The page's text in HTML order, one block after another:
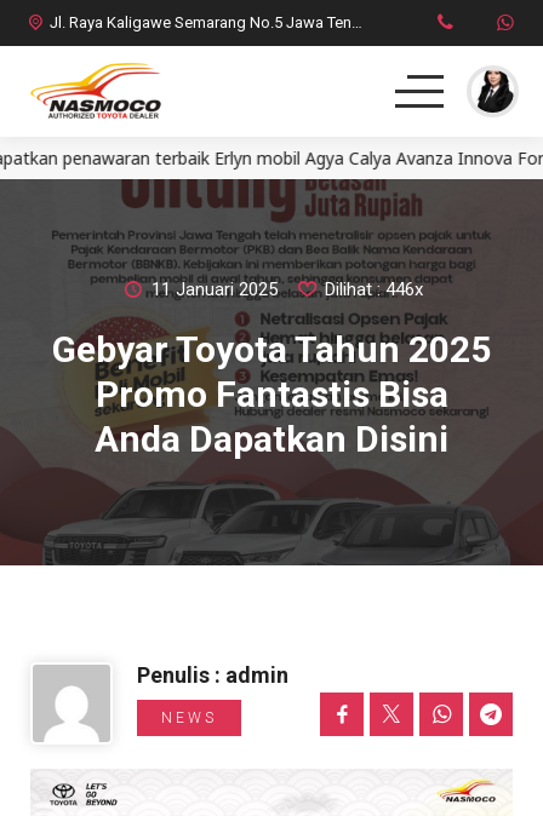
Jl. Raya Kaligawe Semarang No.5 Jawa Tengah
Home
MPV
HatchBack
Comercial
Brosur Toyota
Social Media
terbaik Erlyn mobil Agya Calya Avanza Innova
11 Januari 2025 Dilihat : 446x
Gebyar Toyota Tahun 2025
Promo Fantastis Bisa
Anda Dapatkan Disini
Penulis : admin
NEWS